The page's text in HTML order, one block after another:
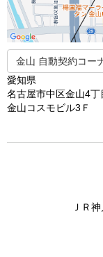
金山 自動契約コー
愛知県
名古屋市中区金山4
金山コスモビル3Ｆ
ＪＲ